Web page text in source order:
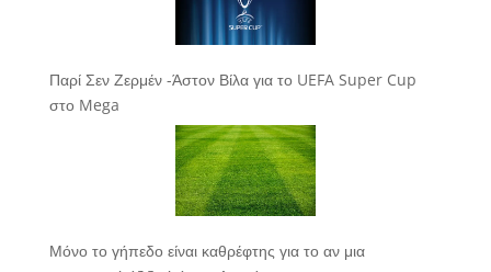
Παρί Σεν Ζερμέν -Άστον Βίλα για το UEFA Super Cup
στο Mega
Μόνο το γήπεδο είναι καθρέφτης για το αν μια